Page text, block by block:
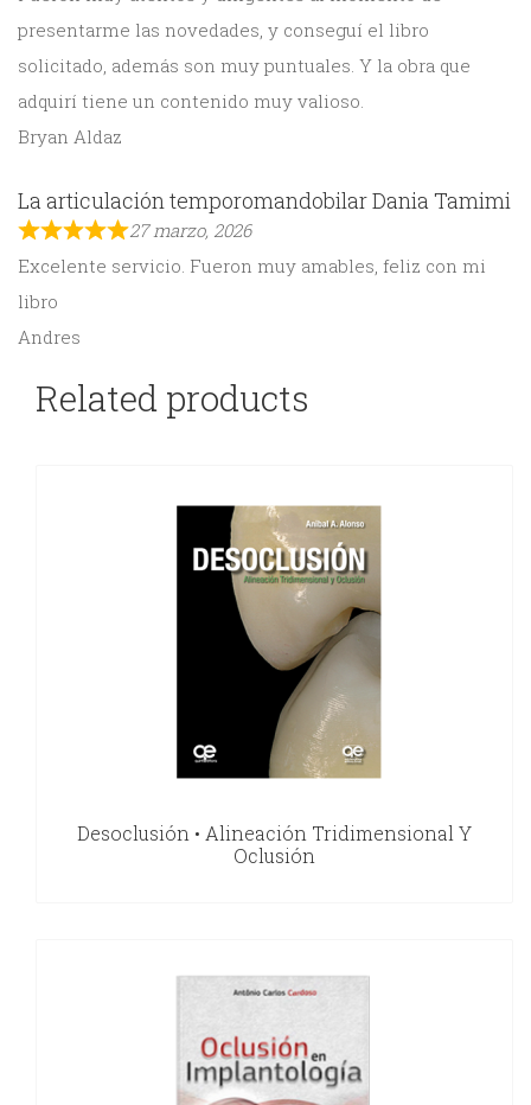
presentarme las novedades, y conseguí el libro
solicitado, además son muy puntuales. Y la obra que
adquirí tiene un contenido muy valioso.
Bryan Aldaz
La articulación temporomandobilar Dania Tamimi
27 marzo, 2026
Excelente servicio. Fueron muy amables, feliz con mi
libro
Andres
Related products
Desoclusión • Alineación Tridimensional Y
Oclusión